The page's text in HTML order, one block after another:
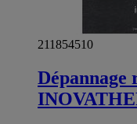
211854510